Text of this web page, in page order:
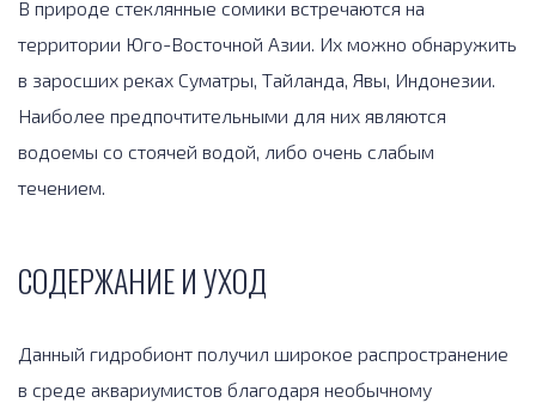
В природе стеклянные сомики встречаются на
территории Юго-Восточной Азии. Их можно обнаружить
в заросших реках Суматры, Тайланда, Явы, Индонезии.
Наиболее предпочтительными для них являются
водоемы со стоячей водой, либо очень слабым
течением.
СОДЕРЖАНИЕ И УХОД
Данный гидробионт получил широкое распространение
в среде аквариумистов благодаря необычному